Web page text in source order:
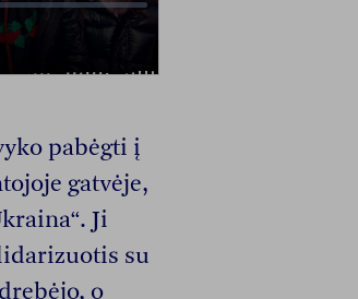
pabėgti į
gatvėje,
Ji
su
o